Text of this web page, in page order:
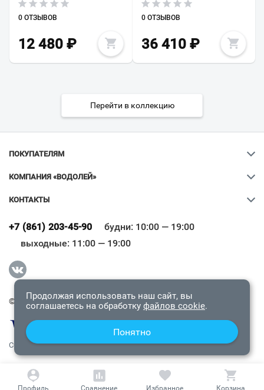
0 ОТЗЫВОВ
12 480 ₽
0 ОТЗЫВОВ
36 410₽
Перейти в коллекцию
ПОКУПАТЕЛЯМ
КОМПАНИЯ «ВОДОЛЕЙ»
КОНТАКТЫ
+7 (861) 203-45-90
будни: 10:00 — 19:00
выходные: 11:00 — 19:00
© 2009-2026 «Водолей Онлайн». Все права защищены.
СОГЛАШЕНИЕ О КОНФИДЕНЦИАЛЬНОСТИ
Всё верно
Продолжая использовать наш сайт, вы
соглашаетесь на обработку файлов cookie.
Понятно